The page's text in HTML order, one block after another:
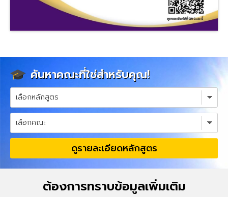
ค้นหาคณะที่ใช่สำหรับคุณ!
ดูรายละเอียดหลักสูตร
ต้องการทราบข้อมูลเพิ่มเติม